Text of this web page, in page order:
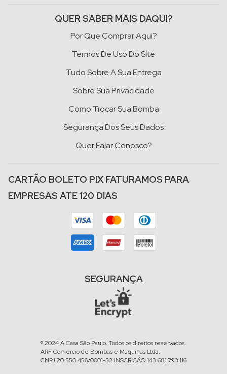
QUER SABER MAIS DAQUI?
Por Que Comprar Aqui?
Termos De Uso Do Site
Tudo Sobre A Sua Entrega
Sobre Sua Privacidade
Como Trocar Sua Bomba
Segurança Dos Seus Dados
Quer Falar Conosco?
CARTÃO BOLETO PIX FATURAMOS PARA
EMPRESAS ATE 120 DIAS
SEGURANÇA
® 2024 A Casa São Paulo. Todos os direitos reservados.
ARF Comércio de Bombas é Máquinas Ltda.
CNPJ 20.550.456/0001-32 INSCRIÇÃO 143.681.793.116